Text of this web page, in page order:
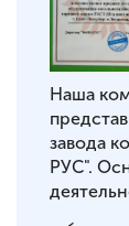
Наша
завода
РУС".